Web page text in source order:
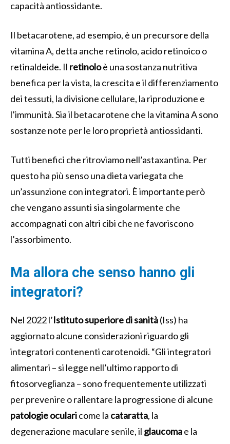
capacità antiossidante.
Il betacarotene, ad esempio, è un precursore della
vitamina A, detta anche retinolo, acido retinoico o
retinaldeide. Il retinoloè una sostanza nutritiva
benefica per la vista, la crescita e il differenziamento
dei tessuti, la divisione cellulare, la riproduzione e
l’immunità. Sia il betacarotene che la vitamina A sono
sostanze note per le loro proprietà antiossidanti.
Tutti benefici che ritroviamo nell’astaxantina. Per
questo ha più senso una dieta variegata che
un’assunzione con integratori. È importante però
che vengano assunti sia singolarmente che
accompagnati con altri cibi che ne favoriscono
l’assorbimento.
Ma allora che senso hanno gli
integratori?
Nel 2022 l’Istituto superiore di sanità(Iss) ha
aggiornato alcune considerazioni riguardo gli
integratori contenenti carotenoidi. “Gli integratori
alimentari – si legge nell’ultimo rapporto di
fitosorveglianza – sono frequentemente utilizzati
per prevenire o rallentare la progressione di alcune
patologie ocularicome la cataratta, la
degenerazione maculare senile, il glaucomae la